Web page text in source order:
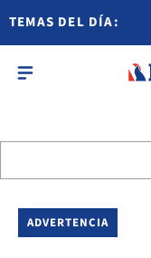
TEMAS DEL DÍA:
ADVERTENCIA